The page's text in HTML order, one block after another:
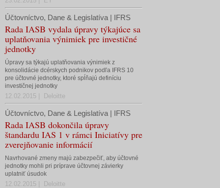
Účtovníctvo, Dane & Legislatíva | IFRS
Rada IASB vydala úpravy týkajúce sa
uplatňovania výnimiek pre investičné
jednotky
Úpravy sa týkajú uplatňovania výnimiek z
konsolidácie dcérskych podnikov podľa IFRS 10
pre účtovné jednotky, ktoré spĺňajú definíciu
investičnej jednotky
12.02.2015 | Deloitte
Účtovníctvo, Dane & Legislatíva | IFRS
Rada IASB dokončila úpravy
štandardu IAS 1 v rámci Iniciatívy pre
zverejňovanie informácií
Navrhované zmeny majú zabezpečiť, aby účtovné
jednotky mohli pri príprave účtovnej závierky
uplatniť úsudok
12.02.2015 | Deloitte